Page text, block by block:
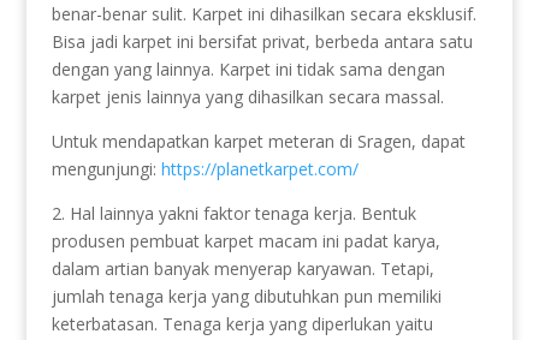
benar-benar sulit. Karpet ini dihasilkan secara eksklusif.
Bisa jadi karpet ini bersifat privat, berbeda antara satu
dengan yang lainnya. Karpet ini tidak sama dengan
karpet jenis lainnya yang dihasilkan secara massal.
Untuk mendapatkan karpet meteran di Sragen, dapat
mengunjungi: https://planetkarpet.com/
2. Hal lainnya yakni faktor tenaga kerja. Bentuk
produsen pembuat karpet macam ini padat karya,
dalam artian banyak menyerap karyawan. Tetapi,
jumlah tenaga kerja yang dibutuhkan pun memiliki
keterbatasan. Tenaga kerja yang diperlukan yaitu